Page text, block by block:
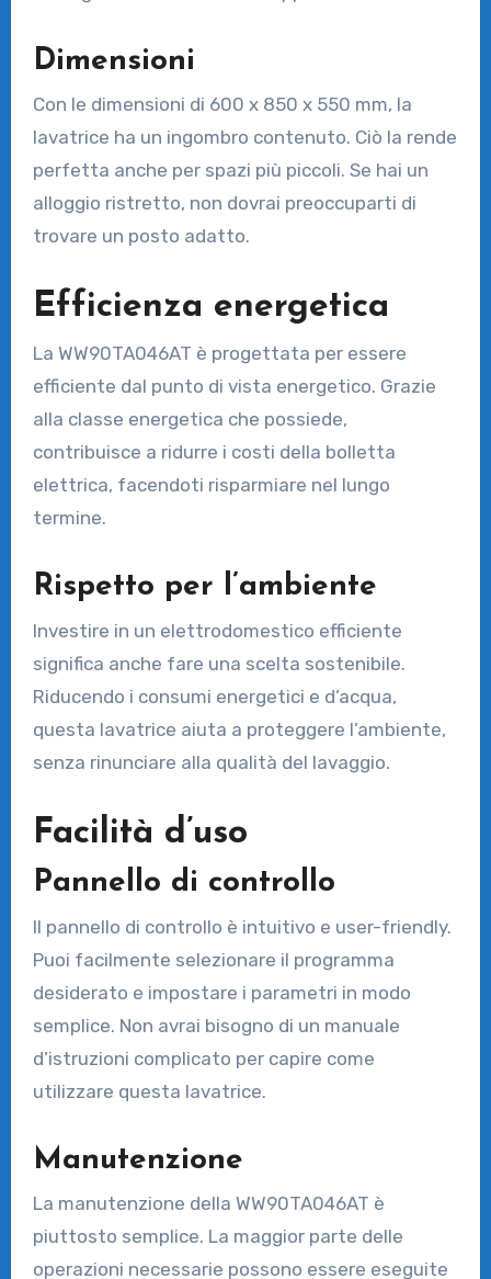
Dimensioni
Con le dimensioni di 600 x 850 x 550 mm, la
lavatrice ha un ingombro contenuto. Ciò la rende
perfetta anche per spazi più piccoli. Se hai un
alloggio ristretto, non dovrai preoccuparti di
trovare un posto adatto.
Efficienza energetica
La WW90TA046AT è progettata per essere
efficiente dal punto di vista energetico. Grazie
alla classe energetica che possiede,
contribuisce a ridurre i costi della bolletta
elettrica, facendoti risparmiare nel lungo
termine.
Rispetto per l’ambiente
Investire in un elettrodomestico efficiente
significa anche fare una scelta sostenibile.
Riducendo i consumi energetici e d’acqua,
questa lavatrice aiuta a proteggere l’ambiente,
senza rinunciare alla qualità del lavaggio.
Facilità d’uso
Pannello di controllo
Il pannello di controllo è intuitivo e user-friendly.
Puoi facilmente selezionare il programma
desiderato e impostare i parametri in modo
semplice. Non avrai bisogno di un manuale
d’istruzioni complicato per capire come
utilizzare questa lavatrice.
Manutenzione
La manutenzione della WW90TA046AT è
piuttosto semplice. La maggior parte delle
operazioni necessarie possono essere eseguite